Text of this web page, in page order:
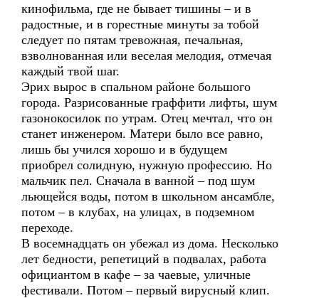
кинофильма, где не бывает тишины – и в
радостные, и в горестные минуты за тобой
следует по пятам тревожная, печальная,
взволнованная или веселая мелодия, отмечая
каждый твой шаг.
Эрих вырос в спальном районе большого
города. Разрисованные граффити лифты, шум
газонокосилок по утрам. Отец мечтал, что он
станет инженером. Матери было все равно,
лишь бы учился хорошо и в будущем
приобрел солидную, нужную профессию. Но
мальчик пел. Сначала в ванной – под шум
льющейся воды, потом в школьном ансамбле,
потом – в клубах, на улицах, в подземном
переходе.
В восемнадцать он убежал из дома. Несколько
лет бедности, репетиций в подвалах, работа
официантом в кафе – за чаевые, уличные
фестивали. Потом – первый вирусный клип.